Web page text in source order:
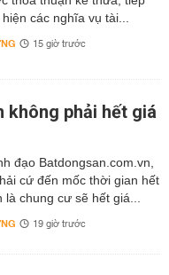
các nghĩa vụ tài...
15 giờ trước
không phải hết giá
đạo Batdongsan.com.vn,
cứ đến mốc thời gian hết
là chung cư sẽ hết giá...
19 giờ trước